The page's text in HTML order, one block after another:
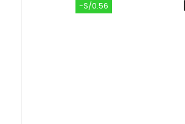
-S/0.56